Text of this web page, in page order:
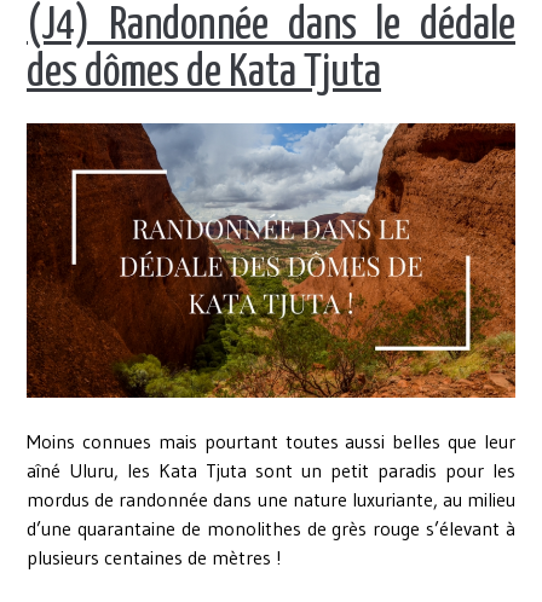
(J4) Randonnée dans le dédale
des dômes de Kata Tjuta
Moins connues mais pourtant toutes aussi belles que leur
aîné Uluru, les Kata Tjuta sont un petit paradis pour les
mordus de randonnée dans une nature luxuriante, au milieu
d’une quarantaine de monolithes de grès rouge s’élevant à
plusieurs centaines de mètres !